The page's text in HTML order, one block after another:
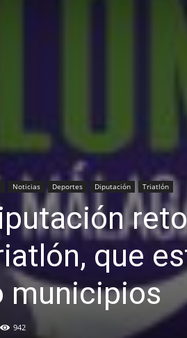
Noticias Deportes Diputación Triatlón
que
municipios
942